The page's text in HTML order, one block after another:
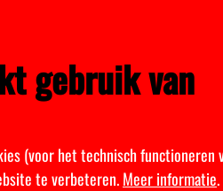
gebruik van
(voor het technisch functioneren
te verbeteren.Meer informatie.